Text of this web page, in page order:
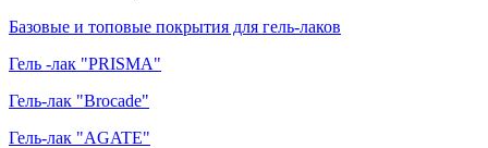
Базовые и топовые покрытия для гель-лаков
Гель -лак "PRISMA"
Гель-лак "Brocade"
Гель-лак "AGATE"